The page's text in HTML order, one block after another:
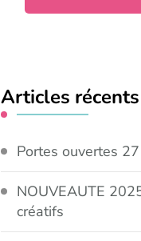
Articles récents
Portes ouvertes
NOUVEAUTE
créatifs